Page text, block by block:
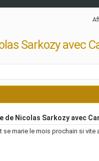
Sarkozy avec
de Nicolas Sarkozy avec
se marie le mois prochain si vite